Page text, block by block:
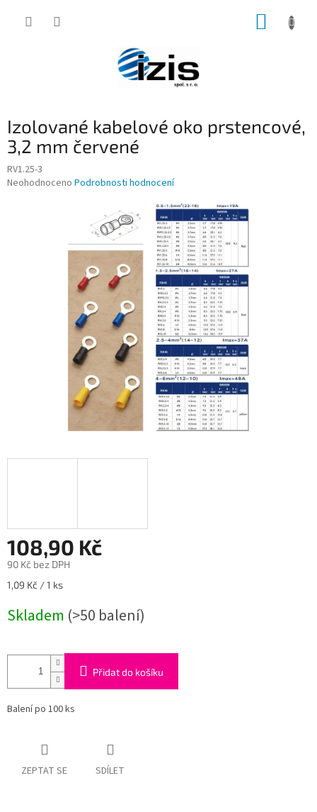
Izolované kabelové oko prstencové,
3,2 mm červené
RV1.25-3
Průměrné
Neohodnoceno Podrobnosti hodnocení
108,90 Kč
90 Kč bez DPH
Měrná
1,09 Kč / 1 ks
Skladem (>50 balení)
Přidat do košíku
Balení po 100 ks
ZEPTAT SE SDÍLET